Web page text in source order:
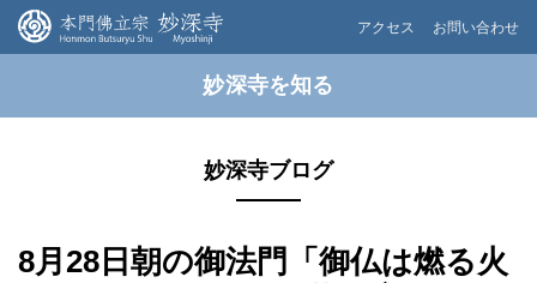
アクセス お問い合わせ
妙深寺を知る
妙深寺ブログ
8月28日朝の御法門「御仏は燃る火